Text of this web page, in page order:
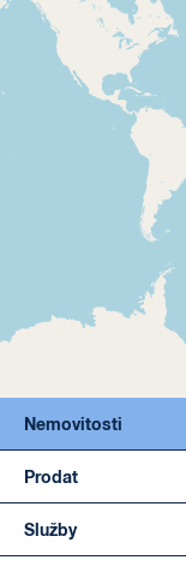
Nemovitosti
Prodat
Služby